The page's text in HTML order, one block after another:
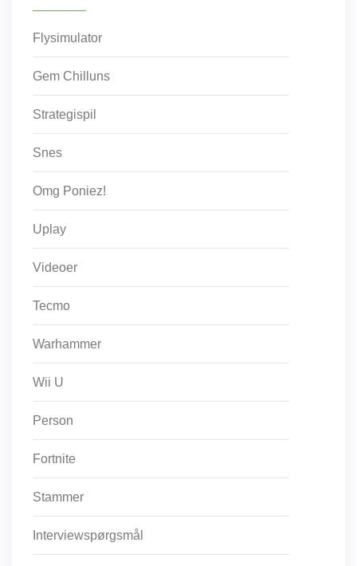
Flysimulator
Gem Chilluns
Strategispil
Snes
Omg Poniez!
Uplay
Videoer
Tecmo
Warhammer
Wii U
Person
Fortnite
Stammer
Interviewspørgsmål